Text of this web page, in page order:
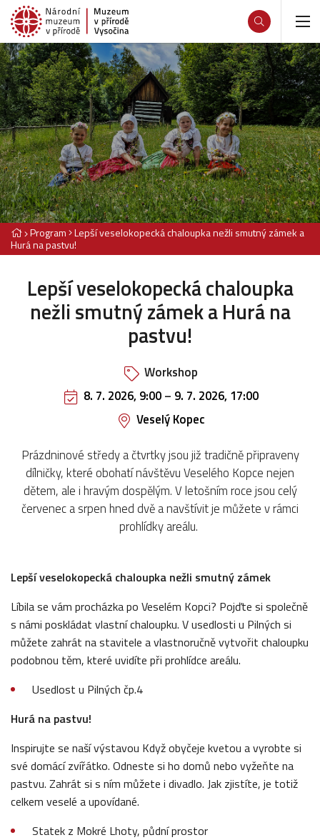
Program Lepší veselokopecká chaloupka nežli smutný zámek a
Hurá na pastvu!
Lepší veselokopecká chaloupka
nežli smutný zámek a Hurá na
pastvu!
Workshop
8. 7. 2026, 9:00– 9. 7. 2026, 17:00
Veselý Kopec
Prázdninové středy a čtvrtky jsou již tradičně připraveny
dílničky, které obohatí návštěvu Veselého Kopce nejen
dětem, ale i hravým dospělým. V letošním roce jsou celý
červenec a srpen hned dvě a navštívit je můžete v rámci
prohlídky areálu.
Lepší veselokopecká chaloupka nežli smutný zámek
Líbila se vám procházka po Veselém Kopci? Pojďte si společně
s námi poskládat vlastní chaloupku. V usedlosti u Pilných si
můžete zahrát na stavitele a vlastnoručně vytvořit chaloupku
podobnou těm, které uvidíte při prohlídce areálu.
Usedlost u Pilných čp.4
Hurá na pastvu!
Inspirujte se naší výstavou Když obyčeje kvetou a vyrobte si
své domácí zvířátko. Odneste si ho domů nebo vyžeňte na
pastvu. Zahrát si s ním můžete i divadlo. Jak zjistíte, je totiž
celkem veselé a upovídané.
Statek z Mokré Lhoty, půdní prostor